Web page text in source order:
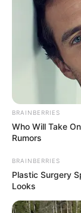
BRAINBERRIES
Who Will Take
Rumors
BRAINBERRIES
Plastic Surgery
Looks